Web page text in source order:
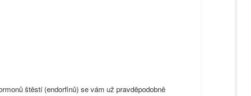
štěstí (endorfinů) se vám už pravděpodobně